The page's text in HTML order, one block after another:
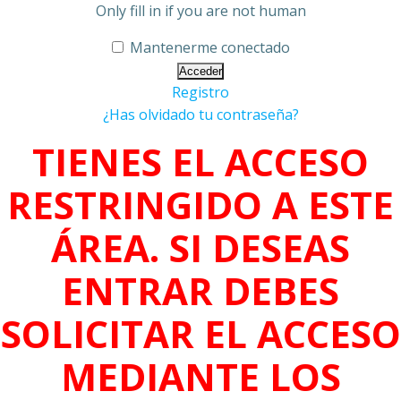
Only fill in if you are not human
Mantenerme conectado
Registro
¿Has olvidado tu contraseña?
TIENES EL ACCESO
RESTRINGIDO A ESTE
ÁREA. SI DESEAS
ENTRAR DEBES
SOLICITAR EL ACCESO
MEDIANTE LOS